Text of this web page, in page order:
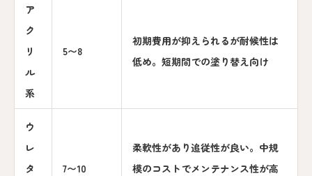
ア
ク
リ
ル
系
5〜8
初期費用が抑えられるが耐候性は
低め。短期間での塗り替え向け
ウ
レ
タ
7〜10
柔軟性があり追従性が良い。中規
模のコストでメンテナンス性が高